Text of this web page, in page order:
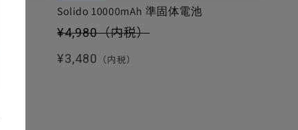
Solido 10000mAh 準固体電池
セール価格
¥4,980（内税）
通常価格
¥3,480 （内税）